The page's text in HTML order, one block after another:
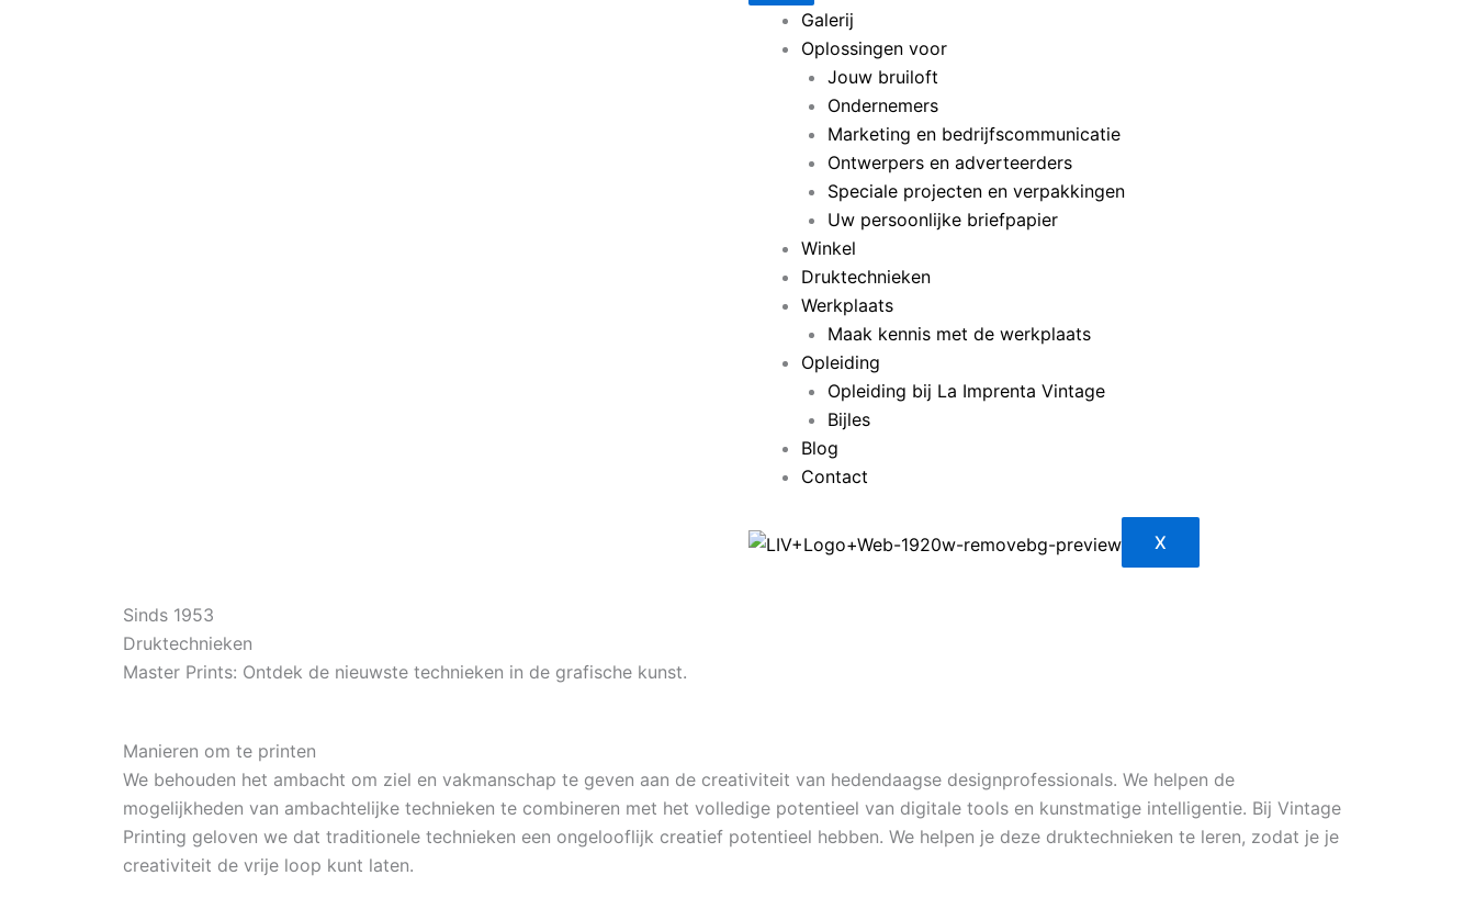
Galerij
Oplossingen voor
Jouw bruiloft
Ondernemers
Marketing en bedrijfscommunicatie
Ontwerpers en adverteerders
Speciale projecten en verpakkingen
Uw persoonlijke briefpapier
Winkel
Druktechnieken
Werkplaats
Maak kennis met de werkplaats
Opleiding
Opleiding bij La Imprenta Vintage
Bijles
Blog
Contact
X
Sinds 1953
Druktechnieken
Master Prints: Ontdek de nieuwste technieken in de grafische kunst.
Manieren om te printen
We behouden het ambacht om ziel en vakmanschap te geven aan de creativiteit van hedendaagse designprofessionals. We helpen de
mogelijkheden van ambachtelijke technieken te combineren met het volledige potentieel van digitale tools en kunstmatige intelligentie. Bij Vintage
Printing geloven we dat traditionele technieken een ongelooflijk creatief potentieel hebben. We helpen je deze druktechnieken te leren, zodat je je
creativiteit de vrije loop kunt laten.